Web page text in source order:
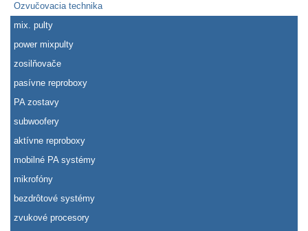
Ozvučovacia technika
mix. pulty
power mixpulty
zosilňovače
pasívne reproboxy
PA zostavy
subwoofery
aktívne reproboxy
mobilné PA systémy
mikrofóny
bezdrôtové systémy
zvukové procesory